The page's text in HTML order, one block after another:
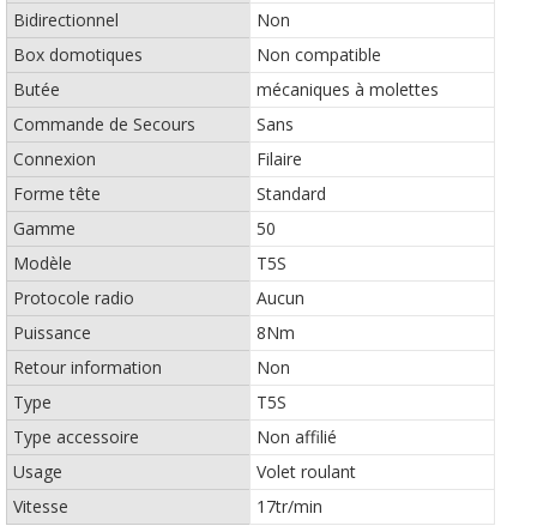
Bidirectionnel
Non
Box domotiques
Non compatible
Butée
mécaniques à molettes
Commande de Secours
Sans
Connexion
Filaire
Forme tête
Standard
Gamme
50
Modèle
T5S
Protocole radio
Aucun
Puissance
8Nm
Retour information
Non
Type
T5S
Type accessoire
Non affilié
Usage
Volet roulant
Vitesse
17tr/min